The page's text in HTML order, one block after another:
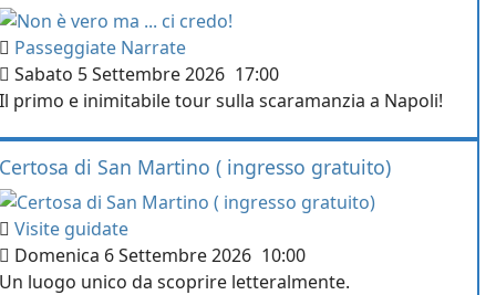
Passeggiate Narrate
Sabato 5 Settembre 2026 17:00
Il primo e inimitabile tour sulla scaramanzia a Napoli!
Certosa di San Martino ( ingresso gratuito)
Visite guidate
Domenica 6 Settembre 2026 10:00
Un luogo unico da scoprire letteralmente.